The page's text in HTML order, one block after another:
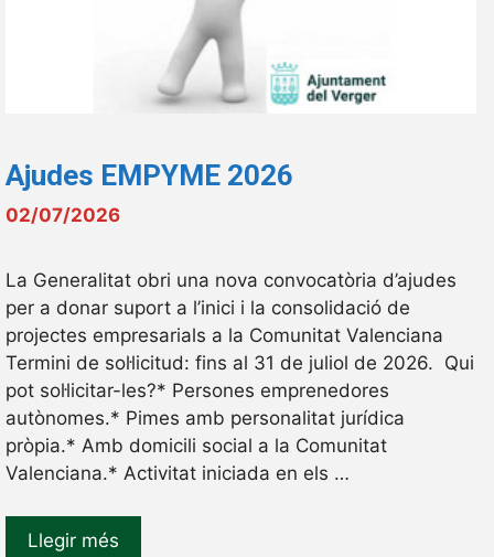
Ajudes EMPYME 2026
02/07/2026
La Generalitat obri una nova convocatòria d’ajudes
per a donar suport a l’inici i la consolidació de
projectes empresarials a la Comunitat Valenciana
Termini de sol·licitud: fins al 31 de juliol de 2026. Qui
pot sol·licitar-les?* Persones emprenedores
autònomes.* Pimes amb personalitat jurídica
pròpia.* Amb domicili social a la Comunitat
Valenciana.* Activitat iniciada en els …
Llegir més